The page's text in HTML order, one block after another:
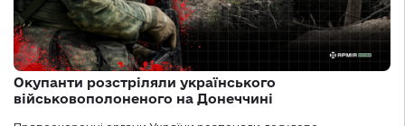
Окупанти розстріляли українського
військовополоненого на Донеччині